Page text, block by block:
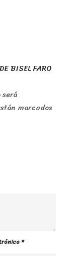
BISEL FARO
marcados
*